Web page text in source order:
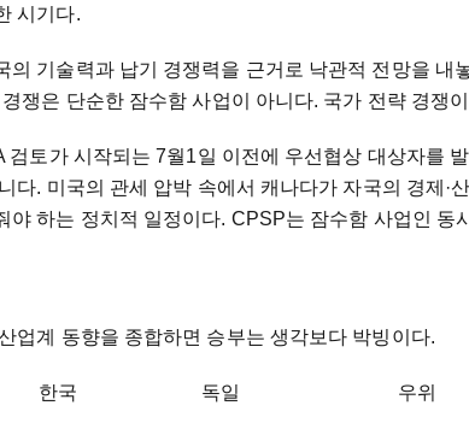
시기다.
의 기술력과 납기 경쟁력을 근거로 낙관적 전망을 내
쟁은 단순한 잠수함 사업이 아니다. 국가 전략 경쟁
검토가 시작되는 7월1일 이전에 우선협상 대상자를
다. 미국의 관세 압박 속에서 캐나다가 자국의 경제·
야 하는 정치적 일정이다. CPSP는 잠수함 사업인 동
업계 동향을 종합하면 승부는 생각보다 박빙이다.
한국 독일 우위